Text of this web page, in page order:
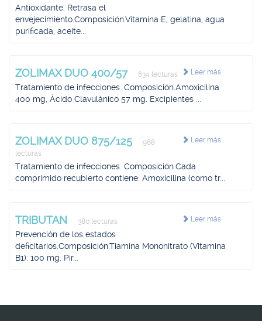
Antioxidante. Retrasa el
envejecimiento.Composición.Vitamina E, gelatina, agua
purificada, aceite...
Leer más
ZOLIMAX DUO 400/57 634 lecturas
Tratamiento de infecciones. Composición.Amoxicilina
400 mg, Ácido Clavulánico 57 mg. Excipientes ...
Leer más
ZOLIMAX DUO 875/125
968
lecturas
Tratamiento de infecciones. Composición.Cada
comprimido recubierto contiene: Amoxicilina (como tr...
Leer más
TRIBUTAN 380 lecturas
Prevención de los estados
deficitarios.Composición.Tiamina Mononitrato (Vitamina
B1): 100 mg. Pir...